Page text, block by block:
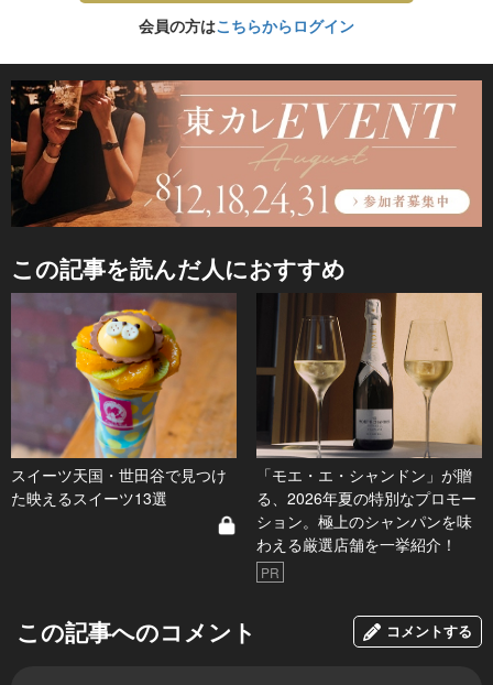
会員の方はこちらからログイン
この記事を読んだ人におすすめ
スイーツ天国・世田谷で見つけ
た映えるスイーツ13選
「モエ・エ・シャンドン」が贈
る、2026年夏の特別なプロモー
ション。極上のシャンパンを味
わえる厳選店舗を一挙紹介！
PR
この記事へのコメント コメントする